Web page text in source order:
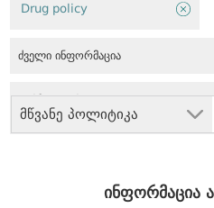
მწვანე პოლიტიკა
Drug policy
ძველი ინფორმაცია
ინფორმაცია